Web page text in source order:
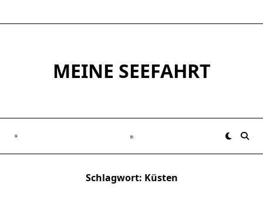
to
MEINE SEEFAHRT
Schlagwort: Küsten